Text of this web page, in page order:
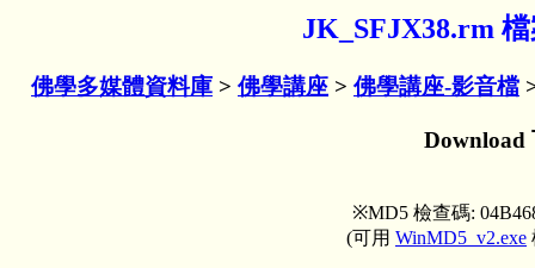
JK_SFJX38.rm
佛學多媒體資料庫 > 佛學講座 > 佛學講座-影音檔
Download
※MD5 檢查碼:
(可用 WinMD5_v2.exe